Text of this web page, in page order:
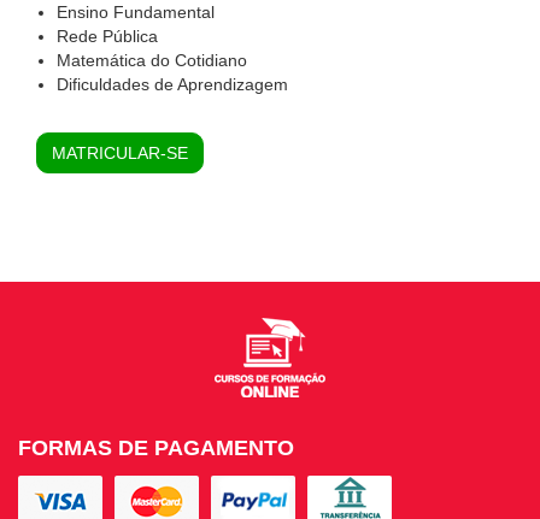
Ensino Fundamental
Rede Pública
Matemática do Cotidiano
Dificuldades de Aprendizagem
MATRICULAR-SE
FORMAS DE PAGAMENTO